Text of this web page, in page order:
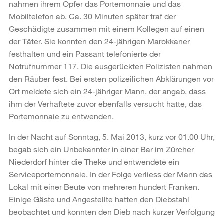
nahmen ihrem Opfer das Portemonnaie und das
Mobiltelefon ab. Ca. 30 Minuten später traf der
Geschädigte zusammen mit einem Kollegen auf einen
der Täter. Sie konnten den 24-jährigen Marokkaner
festhalten und ein Passant telefonierte der
Notrufnummer 117. Die ausgerückten Polizisten nahmen
den Räuber fest. Bei ersten polizeilichen Abklärungen vor
Ort meldete sich ein 24-jähriger Mann, der angab, dass
ihm der Verhaftete zuvor ebenfalls versucht hatte, das
Portemonnaie zu entwenden.
In der Nacht auf Sonntag, 5. Mai 2013, kurz vor 01.00 Uhr,
begab sich ein Unbekannter in einer Bar im Zürcher
Niederdorf hinter die Theke und entwendete ein
Serviceportemonnaie. In der Folge verliess der Mann das
Lokal mit einer Beute von mehreren hundert Franken.
Einige Gäste und Angestellte hatten den Diebstahl
beobachtet und konnten den Dieb nach kurzer Verfolgung